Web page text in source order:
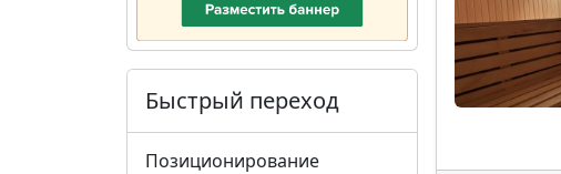
Быстрый переход
Позиционирование